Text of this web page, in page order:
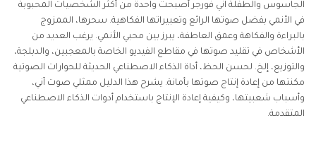
الجاسوس والطفلة آني فورجر أصبحت واحدة من أكثر الشخصيات المحبوبة
في الأنمي بفضل صوتها الرائع وتعبيراتها الفكاهية. سحرها، الممزوج
بالبراءة والفكاهة وعمق العاطفة، يبرز بين محبي الأنمي. يرغب العديد من
الأشخاص في تقليد صوتها في مقاطع الفيديو الخاصة بالمعجبين، والدبلجة،
والتوزيع، إلخ. لحسن الحظ، أداة الذكاء الاصطناعي الحديثة للحوارات الصوتية
مكنتها من إعادة إنتاج صوتها بأمانة. يشرح هذا الدليل ممثلي صوت آني،
وأسباب شعبيتها، وكيفية إعادة الإنتاج باستخدام أدوات الذكاء الاصطناعي
المتقدمة.